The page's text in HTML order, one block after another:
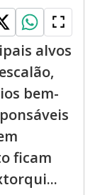
alvos
bem-
ficam